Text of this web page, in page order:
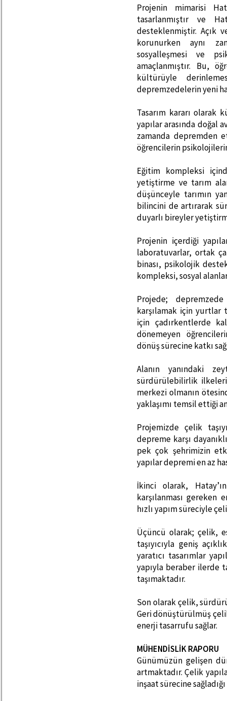
Projenin mimarisi
tasarlanmıştır ve
desteklenmiştir. Açık
korunurken aynı
sosyalleşmesi ve
amaçlanmıştır. Bu,
kültürüyle
depremzedelerin yeni
Tasarım kararı olarak
yapılar arasında doğal
zamanda depremden
öğrencilerin
Eğitim kompleksi
yetiştirme ve tarım
düşünceyle tarımın
bilincini de artırarak
duyarlı bireyler
Projenin içerdiği
laboratuvarlar, ortak
binası, psikolojik
kompleksi, sosyal
Projede;
karşılamak için yurtlar
için çadırkentlerde
dönemeyen
dönüş sürecine katkı
Alanın yanındaki
sürdürülebilirlik
merkezi olmanın
yaklaşımı temsil ettiği
Projemizde çelik
depreme karşı
pek çok şehrimizin
yapılar depremi en az
İkinci olarak,
karşılanması
hızlı yapım süreciyle
Üçüncü olarak; çelik,
taşıyıcıyla geniş
yaratıcı tasarımlar
yapıyla beraber ilerde
taşımaktadır.
Son olarak çelik,
Geri dönüştürülmüş
enerji tasarrufu sağlar.
MÜHENDİSLİK RAPORU
Günümüzün gelişen
artmaktadır. Çelik
inşaat sürecine